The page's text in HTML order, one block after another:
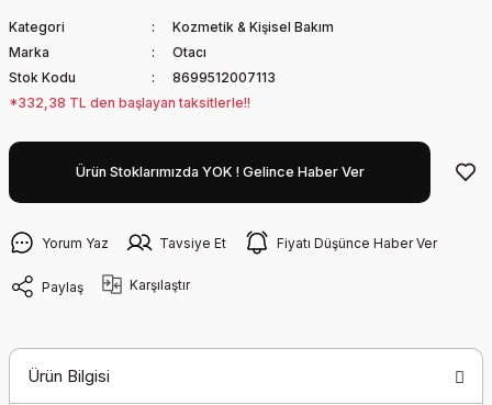
Kategori
Kozmetik & Kişisel Bakım
Marka
Otacı
Stok Kodu
8699512007113
*332,38 TL den başlayan taksitlerle!!
Ürün Stoklarımızda YOK ! Gelince Haber Ver
Yorum Yaz Tavsiye Et Fiyatı Düşünce Haber Ver
Paylaş Karşılaştır
Ürün Bilgisi